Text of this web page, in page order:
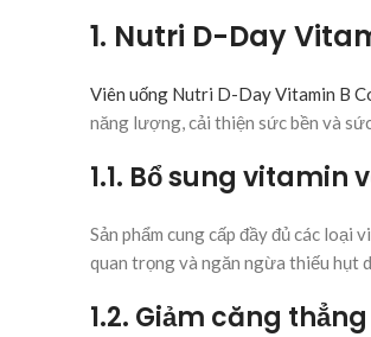
1. Nutri D-Day
Viên uống Nutri D-Day Vitamin B
năng lượng, cải thiện sức bền và
1.1. Bổ sung vitamin
Sản phẩm cung cấp đầy đủ các loại
quan trọng và ngăn ngừa thiếu hụt
1.2. Giảm căng